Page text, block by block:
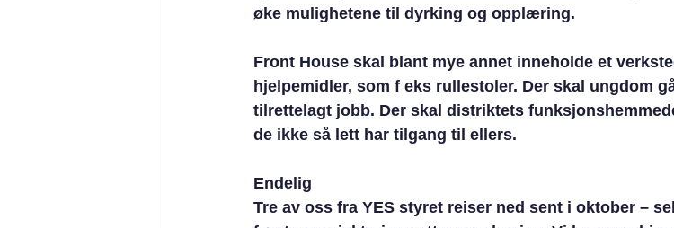
øke mulighetene til dyrking og opplæring.
Front House skal blant mye annet inneholde et
hjelpemidler, som f eks rullestoler. Der skal ungdom
tilrettelagt jobb. Der skal distriktets
de ikke så lett har tilgang til ellers.
Endelig
Tre av oss fra YES styret reiser ned sent i oktober –